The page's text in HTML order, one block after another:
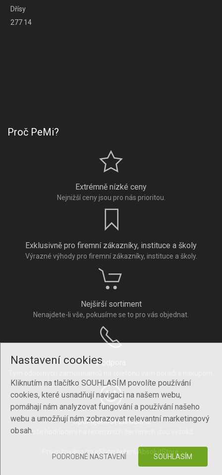
Nastavení cookies
Kliknutím na tlačítko SOUHLASÍM povolíte používání
cookies, které usnadňují navigaci na našem webu,
pomáhají nám analyzovat fungování a používání našeho
webu a umožňují nám zobrazovat relevantní marketingový
obsah.
PODROBNÉ NASTAVENÍ SOUHLASÍM
Dřísy
277 14
Proč PeMi?
Extrémně nízké ceny
Nejnižší ceny jsou pro nás prioritou.
Exklusivně pro firemní zákazníky, instituce a školy
Výrazné výhody pro firemní zákazníky, instituce a školy.
Nejširší sortiment
Nenajdete-li vše, pokusíme se to pro vás objednat.
Podpora
Spokojenost zaručena
Naše hodnocení na recenzních serverech jsou vysoká.
Provozováno na eShop řešení